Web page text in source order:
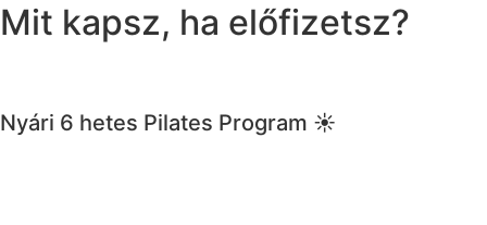
Mit kapsz, ha előfizetsz?
Nyári 6 hetes Pilates Program ☀️